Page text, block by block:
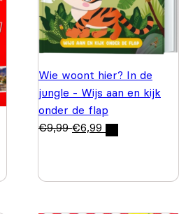
Wie woont hier? In de
jungle - Wijs aan en kijk
onder de flap
€9,99 €6,99